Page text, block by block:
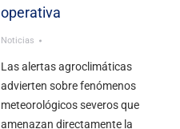
operativa
Noticias
Las alertas agroclimáticas
advierten sobre fenómenos
meteorológicos severos que
amenazan directamente la